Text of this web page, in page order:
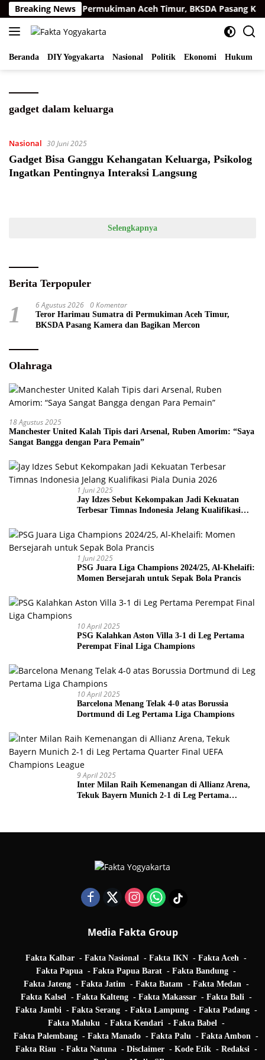
Langsung
ke
konten
Breaking News
Sumatra di Permukiman Aceh Timur, BKSDA Pasang
Beranda DIY Yogyakarta Nasional Politik Ekonomi Hukum
gadget dalam keluarga
Nasional 30 Juni 2025
Gadget Bisa Ganggu Kehangatan Keluarga, Psikolog
Ingatkan Pentingnya Interaksi Langsung
Selengkapnya
Berita Terpopuler
1 6 Agustus 2026 0 Komentar
Teror Harimau Sumatra di Permukiman Aceh Timur,
BKSDA Pasang Kamera dan Bagikan Mercon
Olahraga
18 Agustus 2025
Manchester United Kalah Tipis dari Arsenal, Ruben Amorim: “Saya
Sangat Bangga dengan Para Pemain”
1 Juni 2025
Jay Idzes Sebut Kekompakan Jadi Kekuatan
Terbesar Timnas Indonesia Jelang Kualifikasi
1 Juni 2025
PSG Juara Liga Champions 2024/25, Al-Khelaifi:
Momen Bersejarah untuk Sepak Bola Prancis
10 April 2025
PSG Kalahkan Aston Villa 3-1 di Leg Pertama
Perempat Final Liga Champions
10 April 2025
Barcelona Menang Telak 4-0 atas Borussia
Dortmund di Leg Pertama Liga Champions
9 April 2025
Inter Milan Raih Kemenangan di Allianz Arena,
Tekuk Bayern Munich 2-1 di Leg Pertama
Media Fakta Group
Fakta Kalbar Fakta Nasional Fakta IKN
Fakta Aceh
Fakta Papua
Fakta Papua Barat
Fakta Bandung
Fakta Jateng
Fakta Jatim Fakta Batam
Fakta Medan
Fakta Kalsel
Fakta Kalteng Fakta Makassar
Fakta Bali
Fakta Jambi
Fakta Serang Fakta Lampung
Fakta Padang
Fakta Maluku
Fakta Kendari
Fakta Babel
Fakta Palembang
Fakta Manado Fakta Palu
Fakta Ambon
Fakta Riau
Fakta Natuna Disclaimer Kode Etik
Redaksi